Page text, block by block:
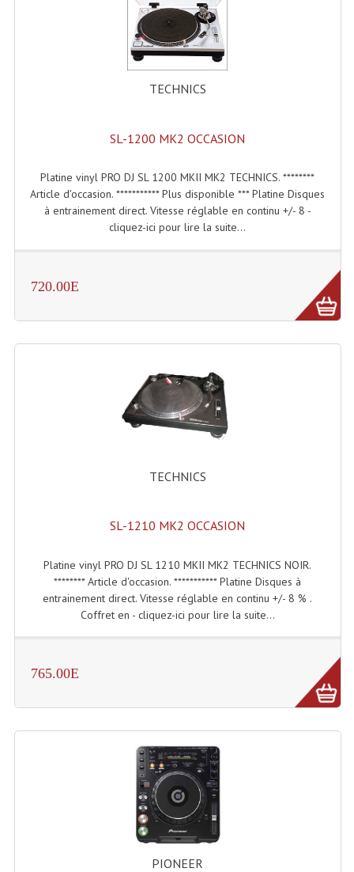
Sac Trolley De Transport
Sacs & Housses De Transport
Valises Pour Clavier
Accessoires Flight-Case Coins Roulettes
Machines À Effets Fumées, Mousses, Liquid
Machines À Fumées
Machines & Canon À Confettis
Machines À Bulles
Machines À Mousse, Neige, Liquides
Liquide À Brouillard
Liquide À Bulles
Liquide À Neige
Les Occasions
Notre Stock B
Karaoké Materiel Lecteur Etc...
TECHNICS
SL-1200 MK2 OCCASION
Platine vinyl PRO DJ SL 1200 MKII MK2 TECHNICS. ********
Article d'occasion. *********** Plus disponible *** Platine Disques
à entrainement direct. Vitesse réglable en continu +/- 8 -
cliquez-ici pour lire la suite...
720.00E
TECHNICS
SL-1210 MK2 OCCASION
Platine vinyl PRO DJ SL 1210 MKII MK2 TECHNICS NOIR.
******** Article d'occasion. *********** Platine Disques à
entrainement direct. Vitesse réglable en continu +/- 8 % .
Coffret en - cliquez-ici pour lire la suite...
765.00E
PIONEER